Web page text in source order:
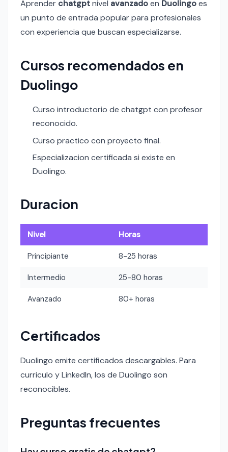
Aprender chatgptnivel avanzadoen Duolingoes
un punto de entrada popular para profesionales
con experiencia que buscan especializarse.
Cursos recomendados en
Duolingo
Curso introductorio de chatgpt con profesor
reconocido.
Curso practico con proyecto final.
Especializacion certificada si existe en
Duolingo.
Duracion
Nivel Horas
Principiante 8-25 horas
Intermedio 25-80 horas
Avanzado 80+ horas
Certificados
Duolingo emite certificados descargables. Para
curriculo y LinkedIn, los de Duolingo son
reconocibles.
Preguntas frecuentes